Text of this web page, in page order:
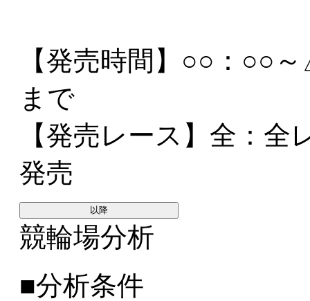
【発売時間】 ○○：○○
まで
【発売レース】 全 ：
発売
以降
競輪場分析
■分析条件